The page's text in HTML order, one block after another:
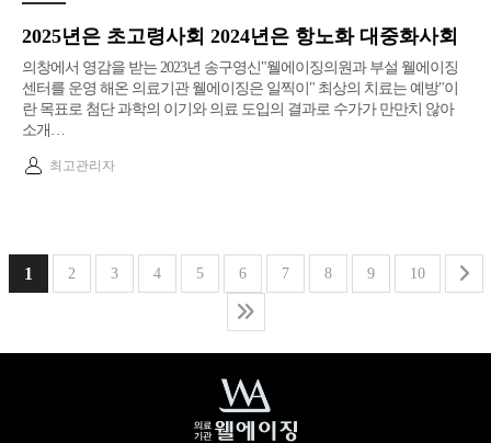
2025년은 초고령사회 2024년은 항노화 대중화사회
​의창에서 영감을 받는 2023년 송구영신​"웰에이징의원과 부설 웰에이징
센터를 운영 해온 의료기관 웰에이징은 일찍이" 최상의 치료는 예방"이
란 목표로 첨단 과학의 이기와 의료 도입의 결과로 수가가 만만치 않아
소개…
최고관리자
1 2 3 4 5 6 7 8 9 10